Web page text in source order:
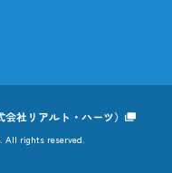
社リアルト・ハーツ）
All rights reserved.